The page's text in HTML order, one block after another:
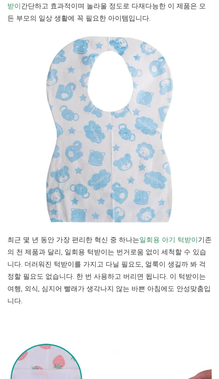
받이간단하고 효과적이며 놀라울 정도로 다재다능한 이 제품은 모
든 부모의 일상 생활에 꼭 필요한 아이템입니다.
최근 몇 년 동안 가장 편리한 혁신 중 하나는일회용 아기 턱받이기존
의 천 제품과 달리, 일회용 턱받이는 번거로움 없이 세척할 수 있습
니다. 더러워진 턱받이를 가지고 다닐 필요도, 얼룩이 생길까 봐 걱
정할 필요도 없습니다. 한 번 사용하고 버리면 됩니다. 이 턱받이는
여행, 외식, 심지어 빨래가 생각나지 않는 바쁜 아침에도 안성맞춤입
니다.